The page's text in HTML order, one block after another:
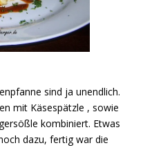
sind ja unendlich.
mit Käsespätzle , sowie
kombiniert. Etwas
dazu, fertig war die